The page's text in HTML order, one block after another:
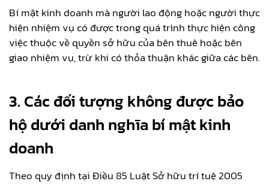
Bí mật kinh doanh mà người lao động hoặc người thực
hiện nhiệm vụ có được trong quá trình thực hiện công
việc thuộc về quyền sở hữu của bên thuê hoặc bên
giao nhiệm vụ, trừ khi có thỏa thuận khác giữa các bên.
3. Các đối tượng không được bảo
hộ dưới danh nghĩa bí mật kinh
doanh
Theo quy định tại Điều 85 Luật Sở hữu trí tuệ 2005